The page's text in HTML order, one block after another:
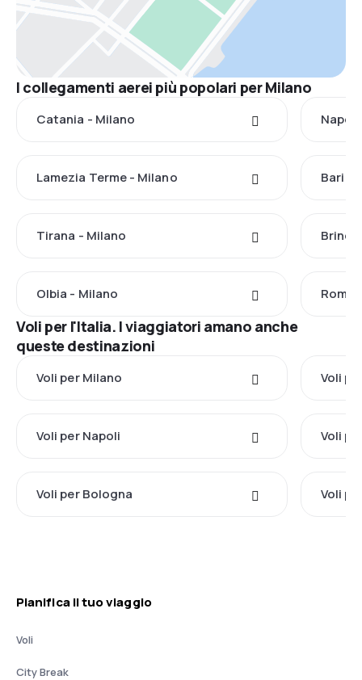
I collegamenti aerei più popolari per Milano
Catania - Milano
Lamezia Terme - Milano Bari -
Tirana - Milano
Olbia - Milano Roma
Voli per l'Italia. I viaggiatori amano anche
queste destinazioni
Voli per Milano Voli
Voli per Napoli Voli
Voli per Bologna Voli
Pianifica il tuo viaggio
Voli
City Break